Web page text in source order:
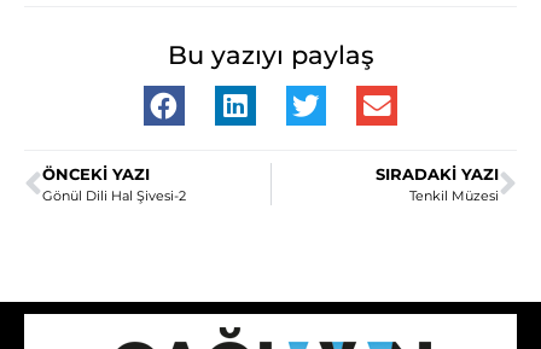
Bu yazıyı paylaş
ÖNCEKI YAZI
Gönül Dili Hal Şivesi-2
SIRADAKI YAZI
Tenkil Müzesi